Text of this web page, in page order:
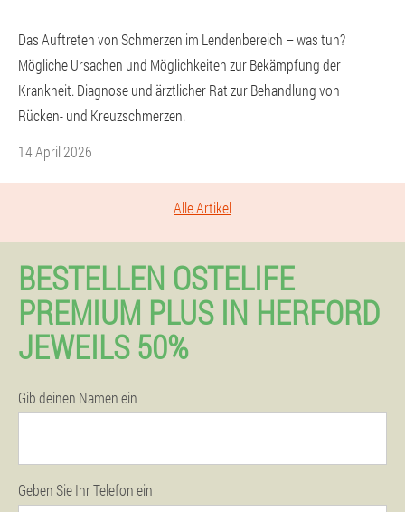
Das Auftreten von Schmerzen im Lendenbereich – was tun?
Mögliche Ursachen und Möglichkeiten zur Bekämpfung der
Krankheit. Diagnose und ärztlicher Rat zur Behandlung von
Rücken- und Kreuzschmerzen.
14 April 2026
Alle Artikel
BESTELLEN OSTELIFE
PREMIUM PLUS IN HERFORD
JEWEILS 50%
Gib deinen Namen ein
Geben Sie Ihr Telefon ein